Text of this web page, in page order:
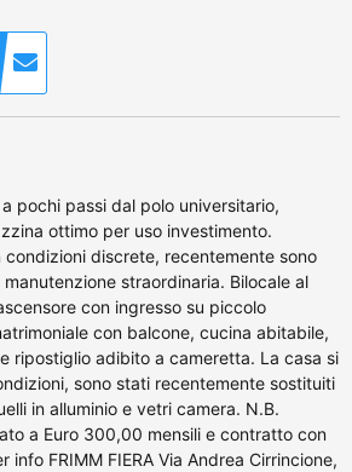
pochi passi dal polo universitario,
ottimo per uso investimento.
condizioni discrete, recentemente sono
straordinaria. Bilocale al
con ingresso su piccolo
con balcone, cucina abitabile,
ripostiglio adibito a cameretta. La casa si
sono stati recentemente sostituiti
in alluminio e vetri camera. N.B.
a Euro 300,00 mensili e contratto con
FRIMM FIERA Via Andrea Cirrincione,